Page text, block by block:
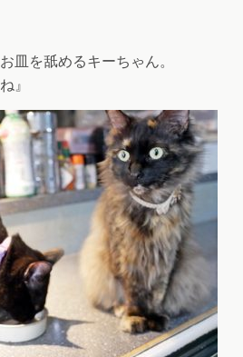
皿を舐めるキーちゃん。
』